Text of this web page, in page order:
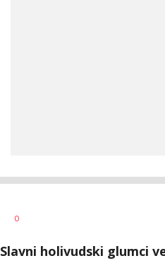
AUTOR
0
Slavni holivudski glumci